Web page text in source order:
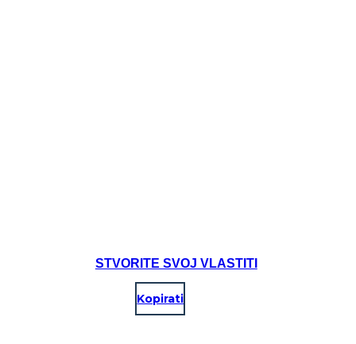
STVORITE SVOJ VLASTITI
Kopirati